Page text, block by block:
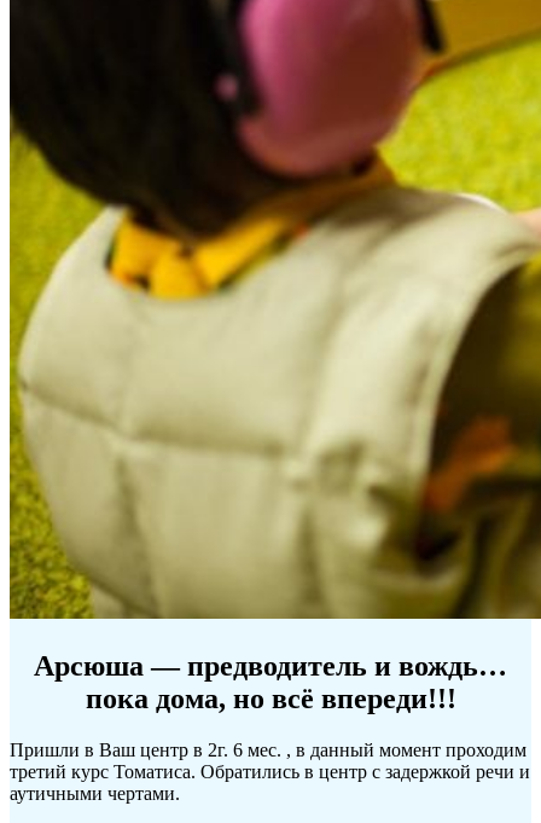
Арсюша — предводитель и вождь…
пока дома, но всё впереди!!!
Пришли в Ваш центр в 2г. 6 мес. , в данный момент проходим
третий курс Томатиса. Обратились в центр с задержкой речи и
аутичными чертами.